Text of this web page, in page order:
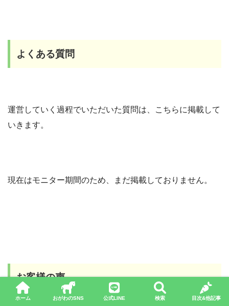
よくある質問
運営していく過程でいただいた質問は、こちらに掲載して
いきます。
現在はモニター期間のため、まだ掲載しておりません。
お客様の声
ホーム おがわのSNS 公式LINE 検索 目次&他記事